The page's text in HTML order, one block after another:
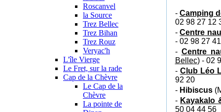
Roscanvel
la Source
Trez Bellec
Trez Bihan
Trez Rouz
Veryac'h
L'île Vierge
Le Fret, sur la rade
Cap de la Chèvre
Le Cap de la
Chèvre
La pointe de
- Camping
02 98 27 12
-Centre
- 02 98 27
- Centre
Bellec) - 02
- Club Léo
92 20
- Hibiscus
- Kayakalo
50 04 44 56